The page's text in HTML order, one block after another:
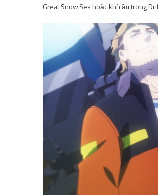
Great Snow Sea hoặc khí cầu trong